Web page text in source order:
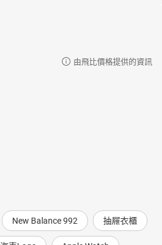
由飛比價格提供的資訊
New Balance 992 抽屜衣櫃